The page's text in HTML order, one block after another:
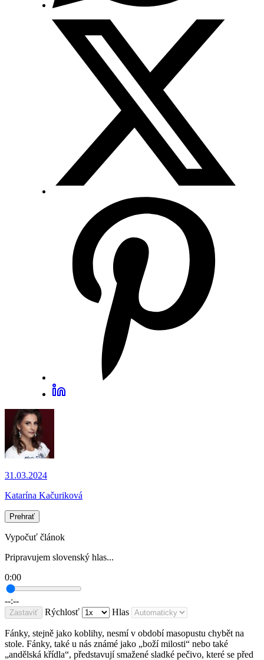
31.03.2024
Katarína Kačuriková
Prehrať
Vypočuť článok
Pripravujem slovenský hlas...
0:00
--:--
Zastaviť Rýchlosť Hlas
Fánky, stejně jako koblihy, nesmí v období masopustu chybět na
stole. Fánky, také u nás známé jako „boží milosti“ nebo také
„andělská křídla“, představují smažené sladké pečivo, které se před